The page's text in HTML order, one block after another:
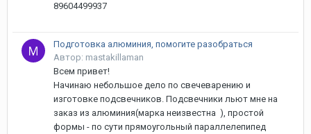
89604499937
Подготовка алюминия, помогите разобраться
Автор: mastakillaman
Всем привет!
Начинаю небольшое дело по свечеварению и
изготовке подсвечников. Подсвечники льют мне на
заказ из алюминия(марка неизвестна ), простой
формы - по сути прямоугольный параллелепипед